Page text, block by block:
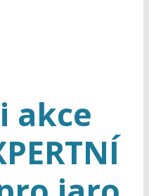
akce